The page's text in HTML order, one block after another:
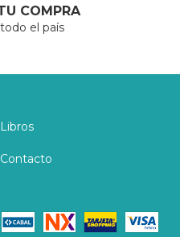
COMPRA
el país
Libros
Contacto